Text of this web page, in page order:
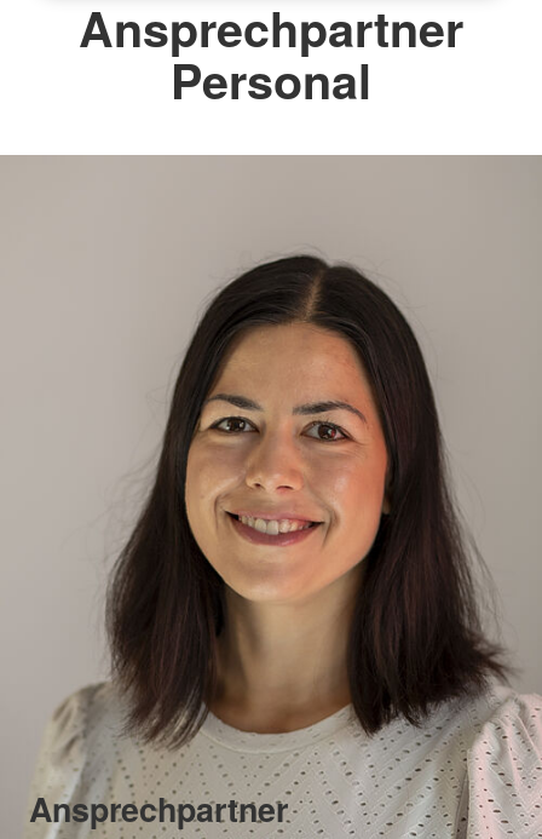
Ansprechpartner
Personal
Ansprechpartner